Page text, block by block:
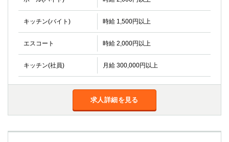
キッチン(バイト) 時給 1,500円以上
エスコート 時給 2,000円以上
キッチン(社員) 月給 300,000円以上
求人詳細を見る